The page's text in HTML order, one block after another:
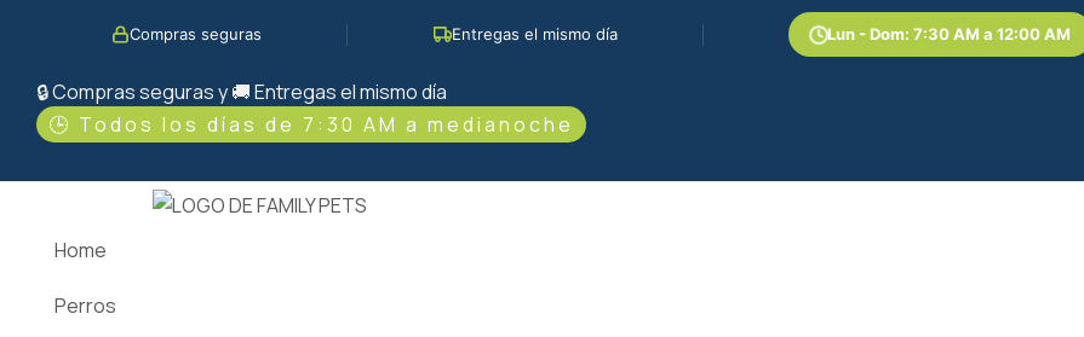
contenido
Compras seguras Entregas el mismo día Lun - Dom: 7:30 AM a 12:00 AM
🔒 Compras seguras y 🚚 Entregas el mismo día
🕒 Todos los días de 7:30 AM a medianoche​
Home
Perros
productos